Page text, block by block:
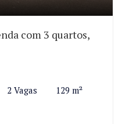
com 3 quartos,
2 Vagas 129 m²